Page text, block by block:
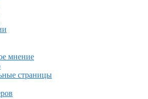
мнение
страницы